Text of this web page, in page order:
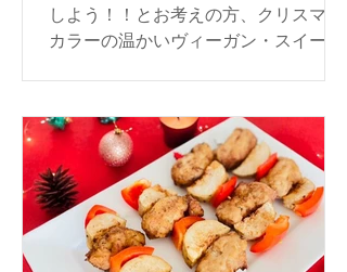
しよう！！とお考えの方、クリスマス
カラーの温かいヴィーガン・スイーツ